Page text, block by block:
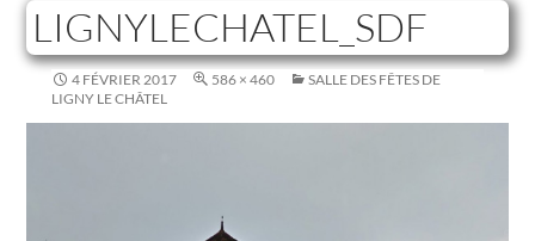
LIGNYLECHATEL_SDF
4 FÉVRIER 2017 586 × 460
SALLE DES FÊTES DE
LIGNY LE CHÂTEL